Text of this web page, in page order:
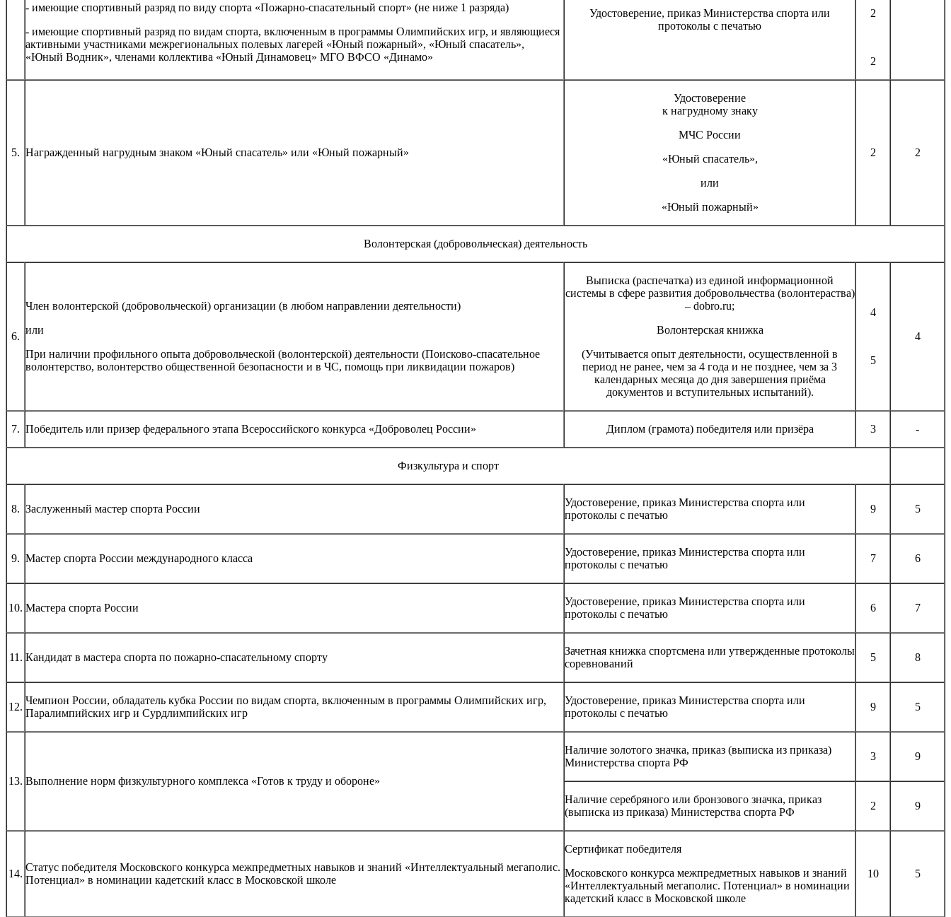
- имеющие спортивный разряд по виду спорта «Пожарно-спасательный спорт» (не ниже 1 разряда)
- имеющие спортивный разряд по видам спорта, включенным в программы Олимпийских игр, и являющиеся
активными участниками межрегиональных полевых лагерей «Юный пожарный», «Юный спасатель»,
«Юный Водник», членами коллектива «Юный Динамовец» МГО ВФСО «Динамо»
Удостоверение, приказ Министерства спорта или
протоколы с печатью
2
2
5. Награжденный нагрудным знаком «Юный спасатель» или «Юный пожарный»
Удостоверение
к нагрудному знаку
МЧС России
«Юный спасатель»,
или
«Юный пожарный»
2 2
Волонтерская (добровольческая) деятельность
6.
Член волонтерской (добровольческой) организации (в любом направлении деятельности)
или
При наличии профильного опыта добровольческой (волонтерской) деятельности (Поисково-спасательное
волонтерство, волонтерство общественной безопасности и в ЧС, помощь при ликвидации пожаров)
Выписка (распечатка) из единой информационной
системы в сфере развития добровольчества (волонтераства)
– dobro.ru;
Волонтерская книжка
(Учитывается опыт деятельности, осуществленной в
период не ранее, чем за 4 года и не позднее, чем за 3
календарных месяца до дня завершения приёма
документов и вступительных испытаний).
4
5
4
7. Победитель или призер федерального этапа Всероссийского конкурса «Доброволец России» Диплом (грамота) победителя или призёра 3 -
Физкультура и спорт
8. Заслуженный мастер спорта России
Удостоверение, приказ Министерства спорта или
протоколы с печатью
9 5
9. Мастер спорта России международного класса
Удостоверение, приказ Министерства спорта или
протоколы с печатью
7 6
10. Мастера спорта России
Удостоверение, приказ Министерства спорта или
протоколы с печатью
6 7
11. Кандидат в мастера спорта по пожарно-спасательному спорту
Зачетная книжка спортсмена или утвержденные протоколы
соревнований
5 8
12.
Чемпион России, обладатель кубка России по видам спорта, включенным в программы Олимпийских игр,
Паралимпийских игр и Сурдлимпийских игр
Удостоверение, приказ Министерства спорта или
протоколы с печатью
9 5
13. Выполнение норм физкультурного комплекса «Готов к труду и обороне»
Наличие золотого значка, приказ (выписка из приказа)
Министерства спорта РФ
3 9
Наличие серебряного или бронзового значка, приказ
(выписка из приказа) Министерства спорта РФ
2 9
14.
Статус победителя Московского конкурса межпредметных навыков и знаний «Интеллектуальный мегаполис.
Потенциал» в номинации кадетский класс в Московской школе
Сертификат победителя
Московского конкурса межпредметных навыков и знаний
«Интеллектуальный мегаполис. Потенциал» в номинации
кадетский класс в Московской школе
10 5